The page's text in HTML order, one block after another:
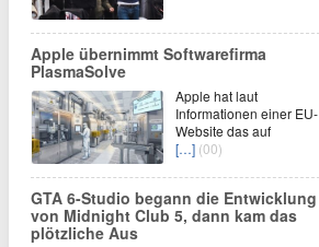
Apple übernimmt Softwarefirma
PlasmaSolve
Apple hat laut
Informationen einer EU-
Website das auf
[…] (00)
GTA 6-Studio begann die Entwicklung
von Midnight Club 5, dann kam das
plötzliche Aus